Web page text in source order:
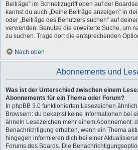
Beiträge“ im Schnellzugriff oben auf der
kannst du auch „Deine Beiträge anzeigen“ in
oder „Beiträge des Benutzers suchen“ auf
verwenden. Benutze die erweiterte Suche, um
zu suchen. Trage dort die entsprechenden
Nach oben
Abonnements und
Was ist der Unterschied zwischen einem
Abonnements für ein Thema oder Forum?
In phpBB 3.0 funktionierten Lesezeichen
Browsern: du bekamst keine Informationen bei
ähneln Lesezeichen mehr einem Abonnement:
Benachrichtigung erhalten, wenn ein Thema
hingegen informieren dich bei einer
Forums des Boards. Die